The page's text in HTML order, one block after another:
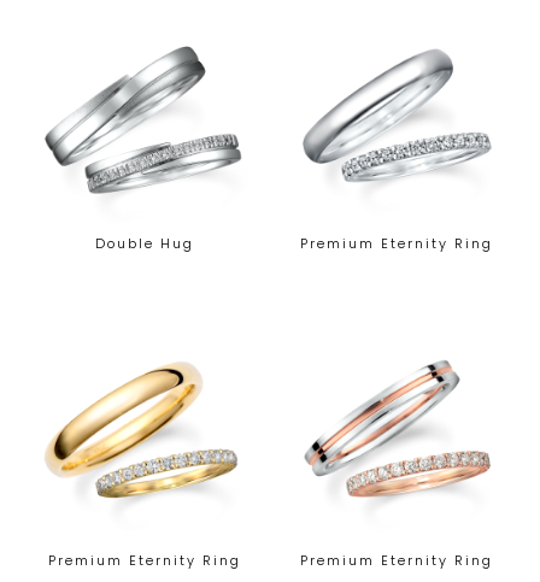
Double Hug Premium Eternity Ring
Premium Eternity Ring Premium Eternity Ring